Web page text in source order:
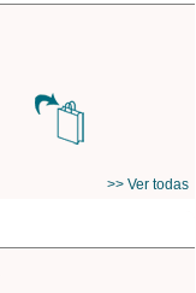
>> Ver todas